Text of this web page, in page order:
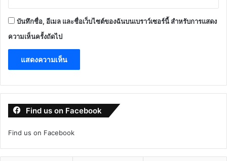
บันทึกชื่อ, อีเมล และชื่อเว็บไซต์ของฉันบนเบราว์เซอร์นี้ สำหรับการแสดง
ความเห็นครั้งถัดไป
Find us on Facebook
Find us on Facebook